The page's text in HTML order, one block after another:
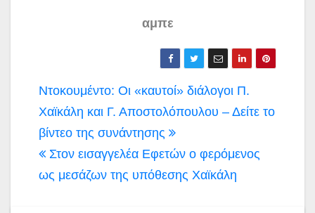
αμπε
Πλοήγηση
άρθρων
Ντοκουμέντο: Οι «καυτοί» διάλογοι Π.
Χαϊκάλη και Γ. Αποστολόπουλου – Δείτε το
βίντεο της συνάντησης
Στον εισαγγελέα Εφετών ο φερόμενος
ως μεσάζων της υπόθεσης Χαϊκάλη